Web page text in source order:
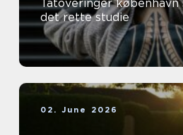
Tatoveringer københavn sådan finder du
det rette studie
02. June 2026